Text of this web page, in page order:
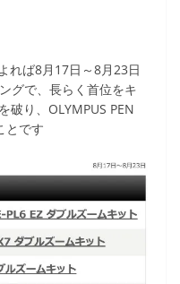
れば8月17日～8月23日
グで、長らく首位をキ
破り、OLYMPUS PEN
とです